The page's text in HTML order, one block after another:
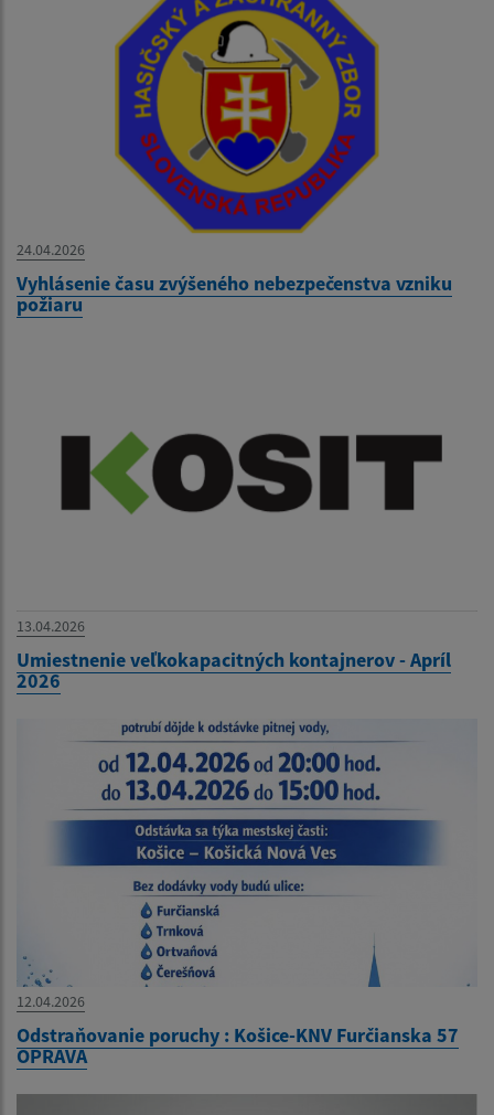
24.04.2026
Vyhlásenie času zvýšeného nebezpečenstva vzniku
požiaru
13.04.2026
Umiestnenie veľkokapacitných kontajnerov - Apríl
2026
12.04.2026
Odstraňovanie poruchy : Košice-KNV Furčianska 57
OPRAVA